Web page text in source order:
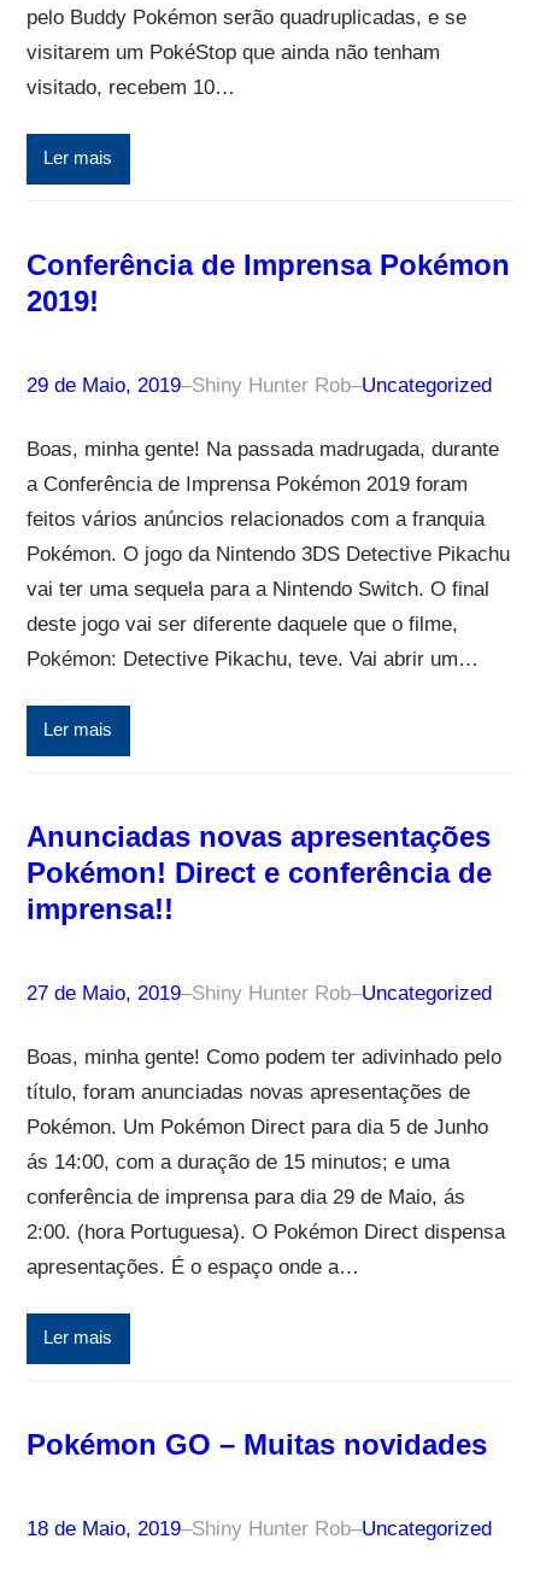
pelo Buddy Pokémon serão quadruplicadas, e se
visitarem um PokéStop que ainda não tenham
visitado, recebem 10…
Ler mais
Conferência de Imprensa Pokémon
2019!
29 de Maio, 2019–Shiny Hunter Rob–Uncategorized
Boas, minha gente! Na passada madrugada, durante
a Conferência de Imprensa Pokémon 2019 foram
feitos vários anúncios relacionados com a franquia
Pokémon. O jogo da Nintendo 3DS Detective Pikachu
vai ter uma sequela para a Nintendo Switch. O final
deste jogo vai ser diferente daquele que o filme,
Pokémon: Detective Pikachu, teve. Vai abrir um…
Ler mais
Anunciadas novas apresentações
Pokémon! Direct e conferência de
imprensa!!
27 de Maio, 2019–Shiny Hunter Rob–Uncategorized
Boas, minha gente! Como podem ter adivinhado pelo
título, foram anunciadas novas apresentações de
Pokémon. Um Pokémon Direct para dia 5 de Junho
ás 14:00, com a duração de 15 minutos; e uma
conferência de imprensa para dia 29 de Maio, ás
2:00. (hora Portuguesa). O Pokémon Direct dispensa
apresentações. É o espaço onde a…
Ler mais
Pokémon GO – Muitas novidades
18 de Maio, 2019–Shiny Hunter Rob–Uncategorized